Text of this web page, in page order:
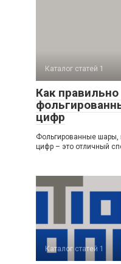
Каталог статей 1
Как
цифр
Фольгированные шары,
цифр – это отличный
Каталог статей 1